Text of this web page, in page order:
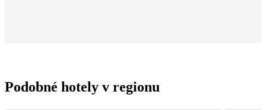
Podobné hotely v regionu